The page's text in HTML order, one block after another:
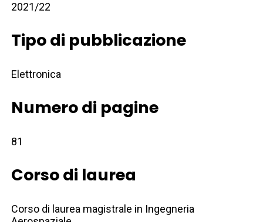
2021/22
Tipo di pubblicazione
Elettronica
Numero di pagine
81
Corso di laurea
Corso di laurea magistrale in Ingegneria